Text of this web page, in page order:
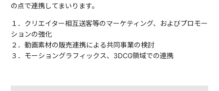
の点で連携してまいります。
１．クリエイター相互送客等のマーケティング、およびプロモー
ションの強化
２．動画素材の販売連携による共同事業の検討
３．モーショングラフィックス、3DCG領域での連携